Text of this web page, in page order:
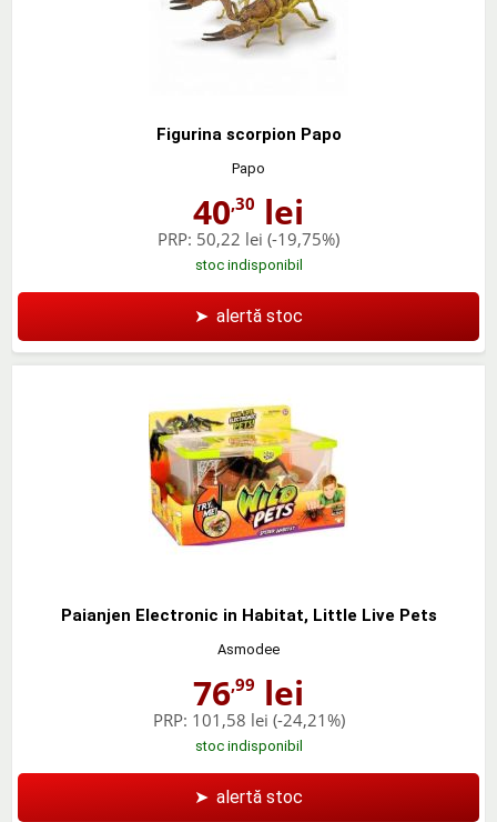
Figurina scorpion Papo
Papo
40,30 lei
PRP: 50,22 lei (-19,75%)
stoc indisponibil
➤ alertă stoc
Paianjen Electronic in Habitat, Little Live Pets
Asmodee
76,99 lei
PRP: 101,58 lei (-24,21%)
stoc indisponibil
➤ alertă stoc